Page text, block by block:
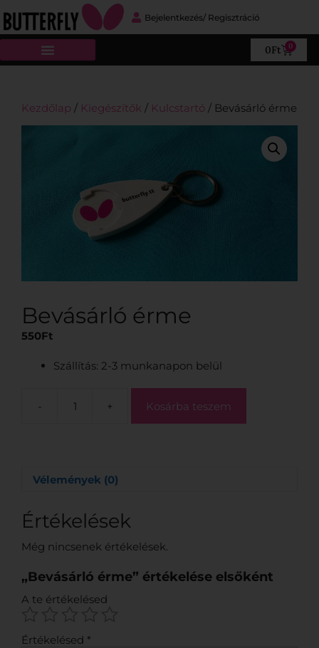
Bejelentkezés/ Regisztráció
0Ft 0
Kezdőlap / Kiegészítők / Kulcstartó / Bevásárló érme
Bevásárló érme
550Ft
Szállítás: 2-3 munkanapon belül
- + Kosárba teszem
Vélemények (0)
Értékelések
Még nincsenek értékelések.
„Bevásárló érme” értékelése elsőként
A te értékelésed
Értékelésed *